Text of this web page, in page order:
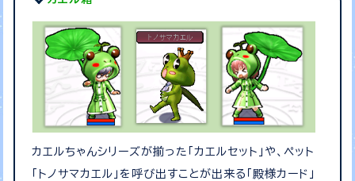
カエルちゃんシリーズが揃った「カエルセット」や、ペット
「トノサマカエル」を呼び出すことが出来る「殿様カード」